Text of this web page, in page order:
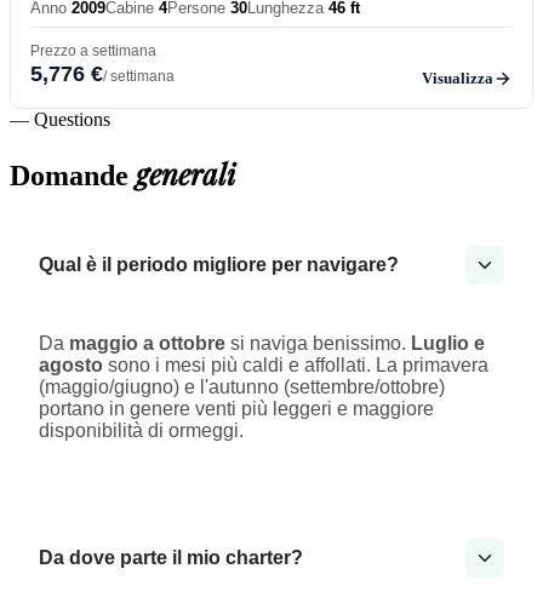
Anno 2009Cabine 4Persone 30Lunghezza 46 ft
Prezzo a settimana
5,776 €/ settimana Visualizza
— Questions
Domandegenerali
Qual è il periodo migliore per navigare?
Da maggio a ottobre si naviga benissimo. Luglio e
agosto sono i mesi più caldi e affollati. La primavera
(maggio/giugno) e l'autunno (settembre/ottobre)
portano in genere venti più leggeri e maggiore
disponibilità di ormeggi.
Da dove parte il mio charter?